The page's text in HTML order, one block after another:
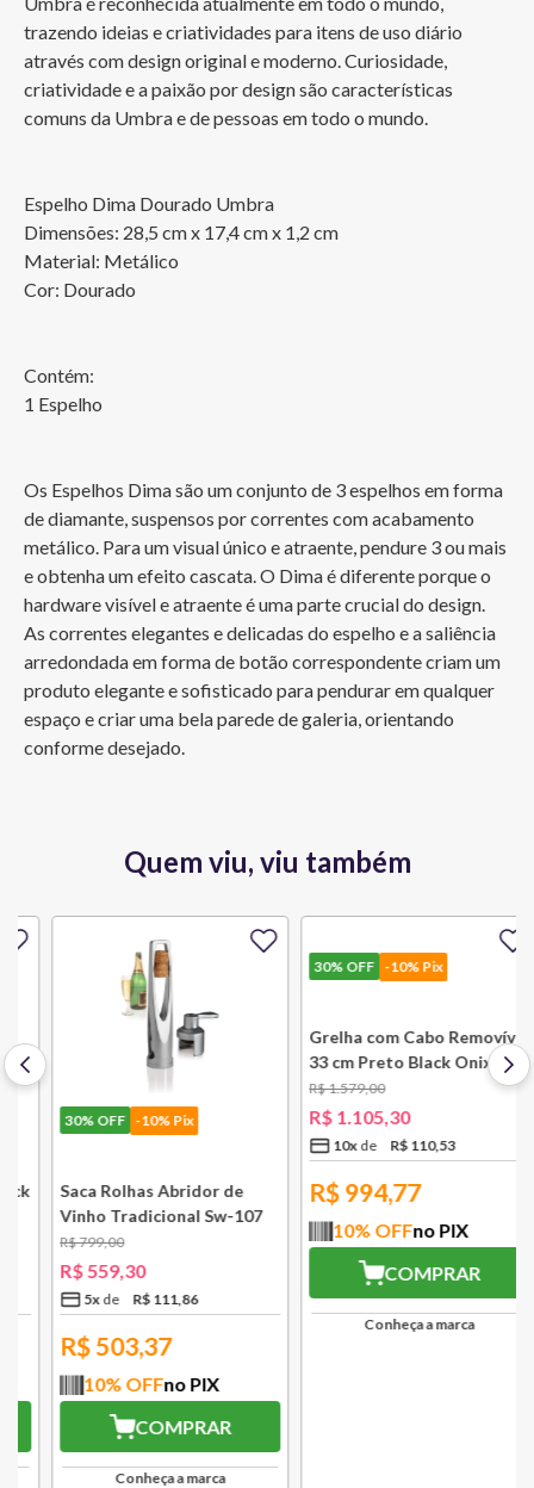
trazendo ideias e criatividades para itens de uso diário
através com design original e moderno. Curiosidade,
criatividade e a paixão por design são características
comuns da Umbra e de pessoas em todo o mundo.
Espelho Dima Dourado Umbra
Dimensões: 28,5 cm x 17,4 cm x 1,2 cm
Material: Metálico
Cor: Dourado
Contém:
1 Espelho
Os Espelhos Dima são um conjunto de 3 espelhos em forma
de diamante, suspensos por correntes com acabamento
metálico. Para um visual único e atraente, pendure 3 ou mais
e obtenha um efeito cascata. O Dima é diferente porque o
hardware visível e atraente é uma parte crucial do design.
As correntes elegantes e delicadas do espelho e a saliência
arredondada em forma de botão correspondente criam um
produto elegante e sofisticado para pendurar em qualquer
espaço e criar uma bela parede de galeria, orientando
conforme desejado.
Quem viu, viu também
30%OFF -10% Pix
Saca Rolhas Abridor de
Vinho Tradicional Sw-107
Ply Le Creuset
799,00
559,30
5x R$ 111,86
R$503,37
% OFFno PIX
COMPRAR
Conheça a marca
30%OFF -10% Pix
Grelha com Cabo Removível
Creuset
.579,00
30
10x R$110,53